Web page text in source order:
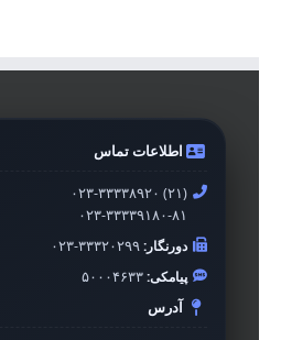
اطلاعات تماس
۰۲۳-۳۳۳۳۸۹۲۰ (۲۱)
۰۲۳-۳۳۳۳۹۱۸۰-۸۱
دورنگار:۰۲۳-۳۳۳۲۰۲۹۹
پیامکی:۵۰۰۰۴۶۳۳
آدرس